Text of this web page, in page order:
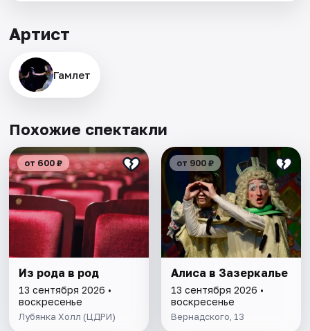
Артист
Гамлет
Похожие спектакли
от 600 ₽
Из рода в род
13 сентября 2026 •
воскресенье
Лубянка Холл (ЦДРИ)
от 900 ₽
Алиса в Зазеркалье
13 сентября 2026 •
воскресенье
Вернадского, 13